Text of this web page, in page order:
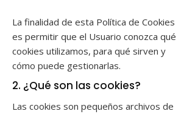
La finalidad de esta Política de Cookies
es permitir que el Usuario conozca qué
cookies utilizamos, para qué sirven y
cómo puede gestionarlas.
2. ¿Qué son las cookies?
Las cookies son pequeños archivos de